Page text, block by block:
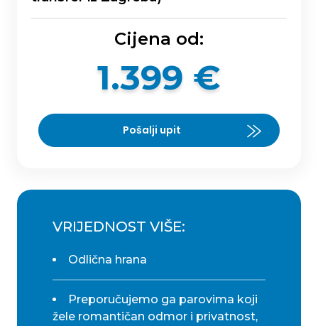
Cijena od:
1.399 €
Pošalji upit
VRIJEDNOST VIŠE:
Odlična hrana
Preporučujemo ga parovima koji
žele romantičan odmor i privatnost,